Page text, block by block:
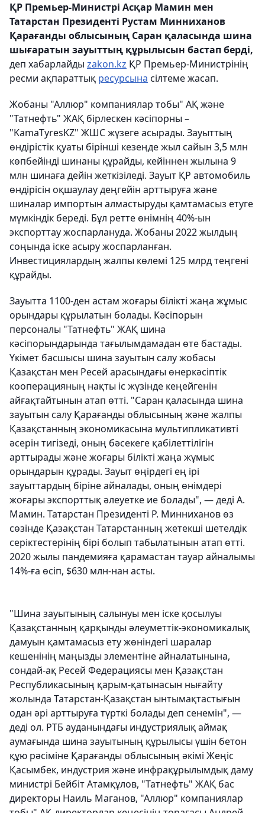
ҚР Премьер-Министрі Асқар Мамин мен
Татарстан Президенті Рустам Минниханов
Қарағанды облысының Саран қаласында шина
шығаратын зауыттың құрылысын бастап берді,
деп хабарлайды zakon.kz ҚР Премьер-Министрінің
ресми ақпараттық ресурсына сілтеме жасап.
Жобаны "Аллюр" компаниялар тобы" АҚ және
"Татнефть" ЖАҚ бірлескен кәсіпорны –
"KamaTyresKZ" ЖШС жүзеге асырады. Зауыттың
өндірістік қуаты бірінші кезеңде жыл сайын 3,5 млн
көпбейінді шинаны құрайды, кейіннен жылына 9
млн шинаға дейін жеткізіледі. Зауыт ҚР автомобиль
өндірісін оқшаулау деңгейін арттыруға және
шиналар импортын алмастыруды қамтамасыз етуге
мүмкіндік береді. Бұл ретте өнімнің 40%-ын
экспорттау жоспарлануда. Жобаны 2022 жылдың
соңында іске асыру жоспарланған.
Инвестициялардың жалпы көлемі 125 млрд теңгені
құрайды.
Зауытта 1100-ден астам жоғары білікті жаңа жұмыс
орындары құрылатын болады. Кәсіпорын
персоналы "Татнефть" ЖАҚ шина
кәсіпорындарында тағылымдамадан өте бастады.
Үкімет басшысы шина зауытын салу жобасы
Қазақстан мен Ресей арасындағы өнеркәсіптік
кооперацияның нақты іс жүзінде кеңейгенін
айғақтайтынын атап өтті. "Саран қаласында шина
зауытын салу Қарағанды облысының және жалпы
Қазақстанның экономикасына мультипликативті
әсерін тигізеді, оның бәсекеге қабілеттілігін
арттырады және жоғары білікті жаңа жұмыс
орындарын құрады. Зауыт өңірдегі ең ірі
зауыттардың біріне айналады, оның өнімдері
жоғары экспорттық әлеуетке ие болады", — деді А.
Мамин. Татарстан Президенті Р. Минниханов өз
сөзінде Қазақстан Татарстанның жетекші шетелдік
серіктестерінің бірі болып табылатынын атап өтті.
2020 жылы пандемияға қарамастан тауар айналымы
14%-ға өсіп, $630 млн-нан асты.
"Шина зауытының салынуы мен іске қосылуы
Қазақстанның қарқынды әлеуметтік-экономикалық
дамуын қамтамасыз ету жөніндегі шаралар
кешенінің маңызды элементіне айналатынына,
сондай-ақ Ресей Федерациясы мен Қазақстан
Республикасының қарым-қатынасын нығайту
жолында Татарстан-Қазақстан ынтымақтастығын
одан әрі арттыруға түрткі болады деп сенемін", —
деді ол. РТБ ауданындағы индустриялық аймақ
аумағында шина зауытының құрылысы үшін бетон
құю рәсіміне Қарағанды облысының әкімі Жеңіс
Қасымбек, индустрия және инфрақұрылымдық даму
министрі Бейбіт Атамқұлов, "Татнефть" ЖАҚ бас
директоры Наиль Маганов, "Аллюр" компаниялар